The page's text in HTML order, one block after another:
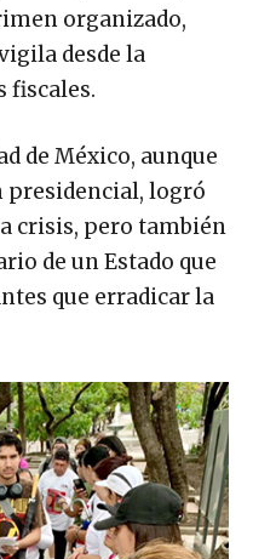
organizado,
desde la
fiscales.
de México, aunque
presidencial, logró
crisis, pero también
de un Estado que
que erradicar la